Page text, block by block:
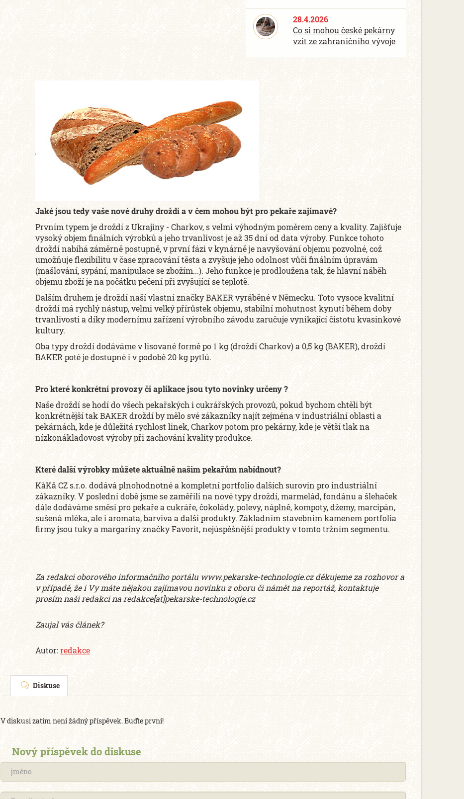
28.4.2026
Co si mohou české pekárny
vzít ze zahraničního vývoje
Jaké jsou tedy vaše nové druhy droždí a v čem mohou být pro pekaře zajímavé?
Prvním typem je droždí z Ukrajiny - Charkov, s velmi výhodným poměrem ceny a kvality. Zajišťuje
vysoký objem finálních výrobků a jeho trvanlivost je až 35 dní od data výroby. Funkce tohoto
droždí nabíhá záměrně postupně, v první fázi v kynárně je navyšování objemu pozvolné, což
umožňuje flexibilitu v čase zpracování těsta a zvyšuje jeho odolnost vůči finálním úpravám
(mašlování, sypání, manipulace se zbožím...). Jeho funkce je prodloužena tak, že hlavní náběh
objemu zboží je na počátku pečení při zvyšující se teplotě.
Dalším druhem je droždí naší vlastní značky BAKER vyráběné v Německu. Toto vysoce kvalitní
droždí má rychlý nástup, velmi velký přírůstek objemu, stabilní mohutnost kynutí během doby
trvanlivosti a díky modernímu zařízení výrobního závodu zaručuje vynikající čistotu kvasinkové
kultury.
Oba typy droždí dodáváme v lisované formě po 1 kg (droždí Charkov) a 0,5 kg (BAKER), droždí
BAKER poté je dostupné i v podobě 20 kg pytlů.
Pro které konkrétní provozy či aplikace jsou tyto novinky určeny ?
Naše droždí se hodí do všech pekařských i cukrářských provozů, pokud bychom chtěli být
konkrétnější tak BAKER droždí by mělo své zákazníky najít zejména v industriální oblasti a
pekárnách, kde je důležitá rychlost linek, Charkov potom pro pekárny, kde je větší tlak na
nízkonákladovost výroby při zachování kvality produkce.
Které další výrobky můžete aktuálně našim pekařům nabídnout?
KåKå CZ s.r.o. dodává plnohodnotné a kompletní portfolio dalších surovin pro industriální
zákazníky. V poslední době jsme se zaměřili na nové typy droždí, marmelád, fondánu a šlehaček
dále dodáváme směsi pro pekaře a cukráře, čokolády, polevy, náplně, kompoty, džemy, marcipán,
sušená mléka, ale i aromata, barviva a další produkty. Základním stavebním kamenem portfolia
firmy jsou tuky a margaríny značky Favorit, nejúspěšnější produkty v tomto tržním segmentu.
Za redakci oborového informačního portálu www.pekarske-technologie.cz děkujeme za rozhovor a
v případě, že i Vy máte nějakou zajímavou novinku z oboru či námět na reportáž, kontaktuje
prosím naši redakci na redakce[at]pekarske-technologie.cz
Zaujal vás článek?
Autor:redakce
Diskuse
V diskusi zatím není žádný příspěvek. Buďte první!
Nový příspěvek do diskuse